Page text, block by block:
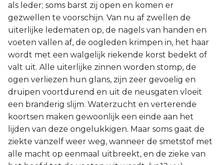
als leder; soms barst zij open en komen er
gezwellen te voorschijn. Van nu af zwellen de
uiterlijke ledematen op, de nagels van handen en
voeten vallen af, de oogleden krimpen in, het haar
wordt met een walgelijk riekende korst bedekt of
valt uit. Alle uiterlijke zinnen worden stomp, de
ogen verliezen hun glans, zijn zeer gevoelig en
druipen voortdurend en uit de neusgaten vloeit
een branderig slijm. Waterzucht en verterende
koortsen maken gewoonlijk een einde aan het
lijden van deze ongelukkigen. Maar soms gaat de
ziekte vanzelf weer weg, wanneer de smetstof met
alle macht op eenmaal uitbreekt, en de zieke van